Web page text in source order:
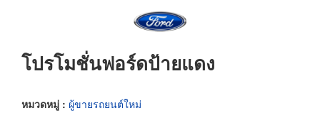
โปรโมชั่นฟอร์ดป้ายแดง
หมวดหมู่ : ผู้ขายรถยนต์ใหม่